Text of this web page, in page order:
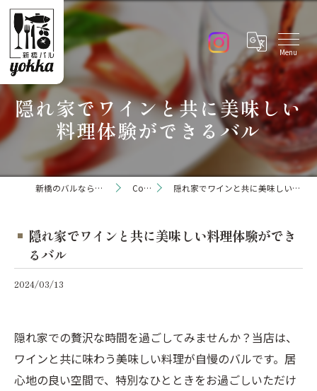
隠れ家でワインと共に美味しい
料理体験ができるバル
新橋のバルなら新橋バル yokka Column 隠れ家でワインと共に美味しい料理体験ができるバル
隠れ家でワインと共に美味しい料理体験ができ
るバル
2024/03/13
隠れ家での贅沢な時間を過ごしてみませんか？当店は、
ワインと共に味わう美味しい料理が自慢のバルです。居
心地の良い空間で、特別なひとときをお過ごしいただけ